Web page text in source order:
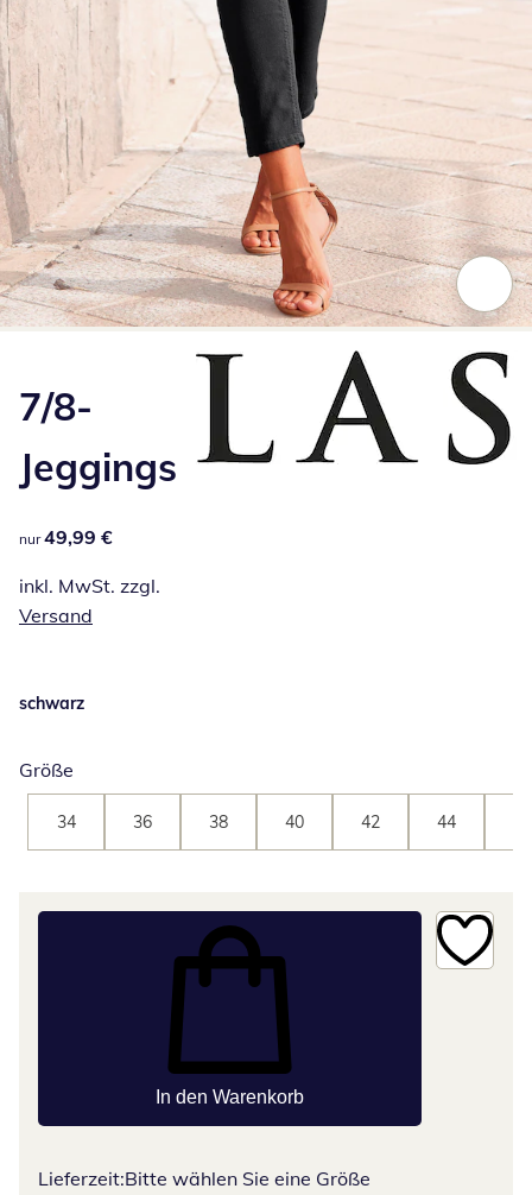
7/8-
Jeggings
49,99 €
nur 49,99 €
inkl. MwSt. zzgl.
Versand
schwarz
Größe
34 36 38 40 42 44
In den Warenkorb
Lieferzeit:Bitte wählen Sie eine Größe